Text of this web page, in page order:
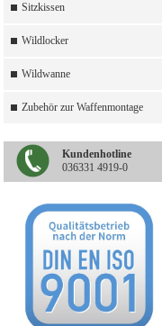
Sitzkissen
Wildlocker
Wildwanne
Zubehör zur Waffenmontage
Kundenhotline
036331 4919-0